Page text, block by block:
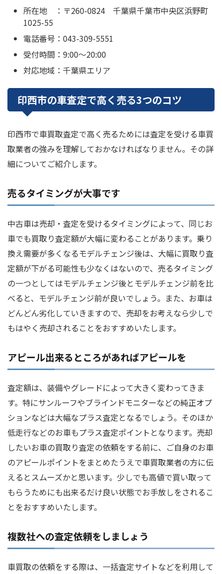
所在地 ：〒260-0824 千葉県千葉市中央区浜野町
1025-55
電話番号：043-309-5551
受付時間：9:00～20:00
対応地域：千葉県エリア
印西市の車査定で高く売る3つのコツ
印西市で車買取査定で高く売るためには査定を受ける車買
取業者の強みを理解しておかなければなりません。その詳
細についてご紹介します。
売るタイミングが大事です
中古車は売却・査定を受けるタイミングによって、同じお
車でも買取り査定額が大幅に変わることがあります。乗り
換え需要が多くなるモデルチェンジ後は、大幅に買取り査
定額が下がる可能性も少なくはないので、売るタイミング
の一つとしてはモデルチェンジ後とモデルチェンジ前を比
べると、モデルチェンジ前が良いでしょう。また、お車は
どんどん劣化していきますので、売却をお考えなら少しで
もはやく売却されることをおすすめいたします。
アピール出来るところがあればアピールを
査定額は、装備やグレードによって大きく変わってきま
す。特にサンルーフやブラインドモニターなどの純正オプ
ションなどは大幅なプラス査定となるでしょう。そのほか
低走行などのお車もプラス査定ポイントとなります。売却
したいお車の買取り査定の依頼をする前に、ご自身のお車
のアピールポイントをまとめたうえで車買取業者の方に伝
えるとスムーズかと思います。少しでも高値で買い取って
もらうためにも出来るだけ良い状態でお手放しをされるこ
とをおすすめいたします。
複数社への査定依頼をしましょう
車買取の依頼をする際は、一括査定サイトなどを利用して